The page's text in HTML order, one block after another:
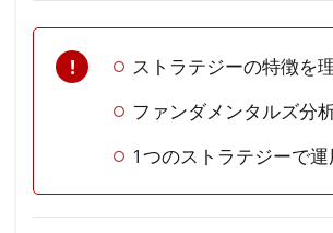
ストラテジーの特徴を
ファンダメンタルズ分
1つのストラテジーで